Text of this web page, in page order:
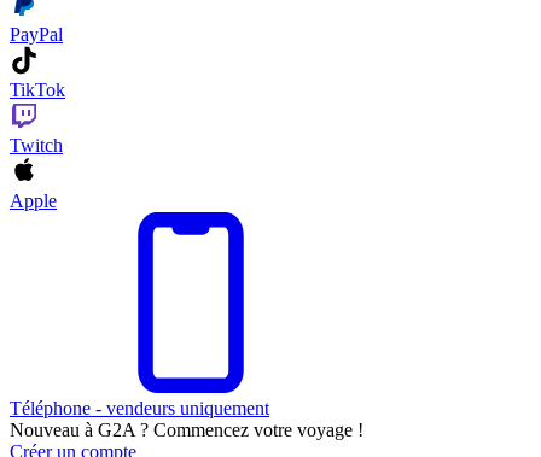
PayPal
TikTok
Twitch
Apple
Téléphone - vendeurs uniquement
Nouveau à G2A ? Commencez votre voyage !
Créer un compte